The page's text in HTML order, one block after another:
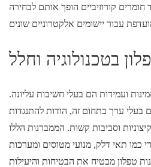
חומרים קורוזיביים הופך אותם לבחירה
בטכנולוגיה וחלל
ועמידות הם בעלי חשיבות עליונה.
בעלי ערך בתחום זה, הודות להתנגדות
וסביבות קשות. הממברנות הללו
כמו תאי דלק, מנועי מטוסים ומערכות
טפלון מבטיח את הבטיחות והיעילות